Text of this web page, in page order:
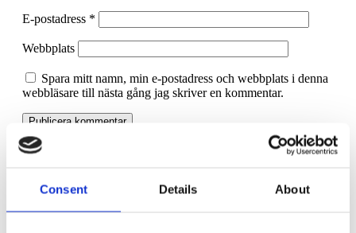
Consent Details About
E-postadress *
Webbplats
Spara mitt namn, min e-postadress och webbplats i denna
webbläsare till nästa gång jag skriver en kommentar.
Tips om hur du bäst navigerar i 3:12 reglerna